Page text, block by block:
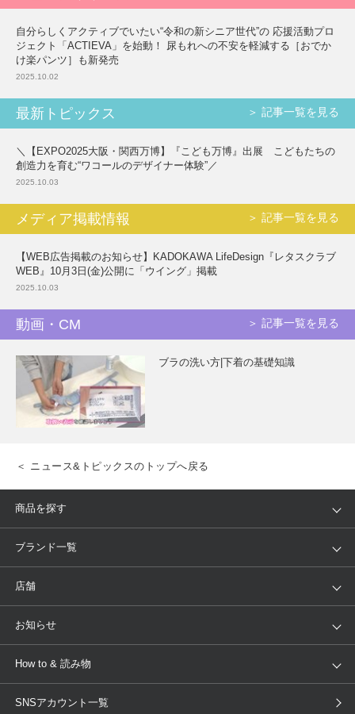
自分らしくアクティブでいたい“令和の新シニア世代”の 応援活動プロ
ジェクト「ACTIEVA」を始動！ 尿もれへの不安を軽減する［おでか
け楽パンツ］も新発売
2025.10.02
最新トピックス ＞ 記事一覧を見る
＼【EXPO2025大阪・関西万博】『こども万博』出展 こどもたちの
創造力を育む“ワコールのデザイナー体験”／
2025.10.03
メディア掲載情報 ＞ 記事一覧を見る
【WEB広告掲載のお知らせ】KADOKAWA LifeDesign『レタスクラブ
WEB』10月3日(金)公開に「ウイング」掲載
2025.10.03
動画・CM ＞ 記事一覧を見る
ブラの洗い方|下着の基礎知識
＜ ニュース&トピックスのトップへ戻る
商品を探す
アイテム
トピックス
ブランド一覧
WACOAL
AMPHI une nana cool
OUR WACOAL
店舗
店舗を探す
ブラ無料診断
お知らせ
新着情報
How to & 読み物
下着の基礎知識
SNSアカウント一覧